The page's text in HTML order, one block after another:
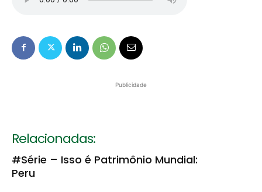
Publicidade
Relacionadas:
#Série – Isso é Patrimônio Mundial:
Peru